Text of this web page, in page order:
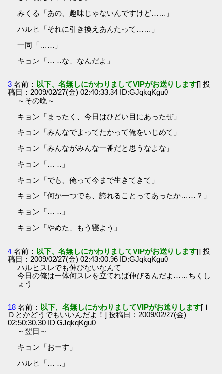
みくる「あの、趣味じゃないんですけど……」
ハルヒ「それに引き換えあんたって……」
一同「……」
キョン「……な、なんだよ」
3 名前： 以下、名無しにかわりましてVIPがお送りします[] 投
稿日：2009/02/27(金) 02:40:33.84 ID:GJqkqKgu0
～その晩～
キョン「まったく、今日はひどい目にあったぜ」
キョン「みんなでよってたかって俺をいじめて」
キョン「みんながみんな一番だと思うなよな」
キョン「……」
キョン「でも、俺って今まで生きてきて」
キョン「何か一つでも、誇れることってあったか……？」
キョン「……」
キョン「やめた、もう寝よう」
4 名前： 以下、名無しにかわりましてVIPがお送りします[] 投
稿日：2009/02/27(金) 02:43:00.96 ID:GJqkqKgu0
ハルヒスレでも伸びないなんて
今日の俺は一体何スレを立てれば伸びるんだよ……ちくし
ょう
18 名前： 以下、名無しにかわりましてVIPがお送りします[Ｉ
Ｄとかどうでもいいんだよ！] 投稿日：2009/02/27(金)
02:50:30.30 ID:GJqkqKgu0
～翌日～
キョン「おーす」
ハルヒ「……」